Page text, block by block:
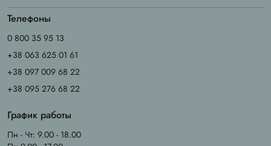
Телефоны
0 800 35 95 13
+38 063 625 01 61
+38 097 009 68 22
+38 095 276 68 22
График работы
Пн - Чт: 9.00 - 18.00